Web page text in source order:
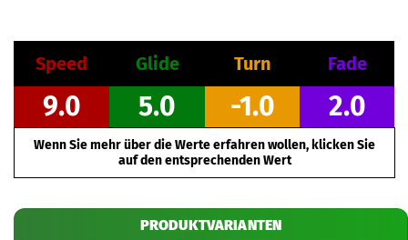
Speed Glide Turn Fade
9.0 5.0 -1.0 2.0
Wenn Sie mehr über die Werte erfahren wollen, klicken Sie
auf den entsprechenden Wert
PRODUKTVARIANTEN